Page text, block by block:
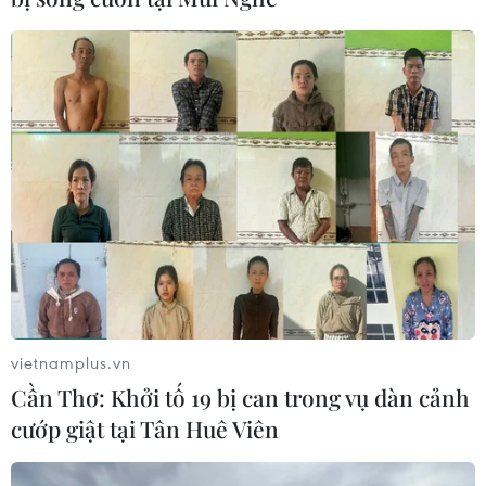
vietnamplus.vn
Cần Thơ: Khởi tố 19 bị can trong vụ dàn cảnh
cướp giật tại Tân Huê Viên